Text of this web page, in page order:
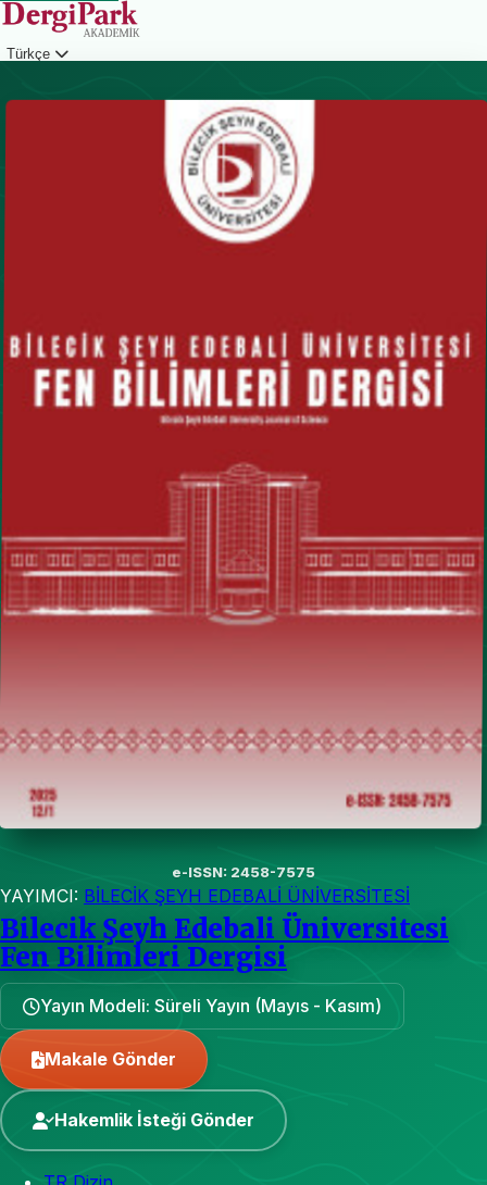
Türkçe
e-ISSN: 2458-7575
YAYIMCI: BİLECİK ŞEYH EDEBALİ ÜNİVERSİTESİ
Bilecik Şeyh Edebali Üniversitesi
Fen Bilimleri Dergisi
Yayın Modeli: Süreli Yayın (Mayıs - Kasım)
Makale Gönder
Hakemlik İsteği Gönder